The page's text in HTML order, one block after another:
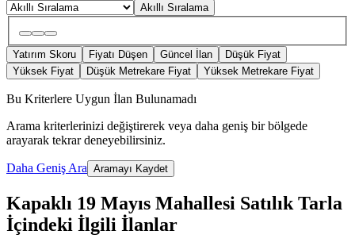
Akıllı Sıralama
Yatırım Skoru Fiyatı Düşen Güncel İlan
Düşük Fiyat
Yüksek Fiyat
Düşük Metrekare Fiyat Yüksek Metrekare Fiyat
Bu Kriterlere Uygun İlan Bulunamadı
Arama kriterlerinizi değiştirerek veya daha geniş bir bölgede
arayarak tekrar deneyebilirsiniz.
Daha Geniş Ara Aramayı Kaydet
Kapaklı 19 Mayıs Mahallesi Satılık Tarla
İçindeki İlgili İlanlar